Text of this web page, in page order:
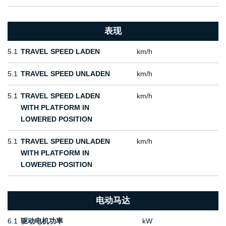
表现
5.1 TRAVEL SPEED LADEN km/h
5.1 TRAVEL SPEED UNLADEN km/h
5.1 TRAVEL SPEED LADEN
WITH PLATFORM IN
LOWERED POSITION
km/h
5.1 TRAVEL SPEED UNLADEN
WITH PLATFORM IN
LOWERED POSITION
km/h
电动马达
6.1 驱动电机功率 kW